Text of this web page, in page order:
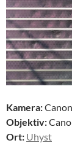
Kamera:
Objektiv:
Ort: Uhyst